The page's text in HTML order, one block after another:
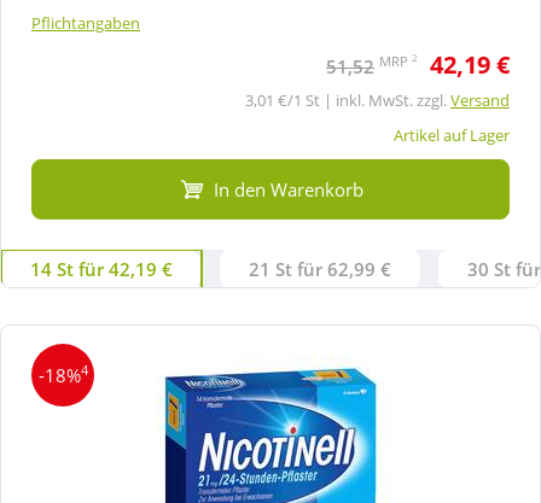
Pflichtangaben
51,52 MRP 2 42,19 €
3,01 €/1 St | inkl. MwSt. zzgl.Versand
Artikel auf Lager
In den Warenkorb
14 St für 42,19 € 21 St für 62,99 € 30 St
-18%4